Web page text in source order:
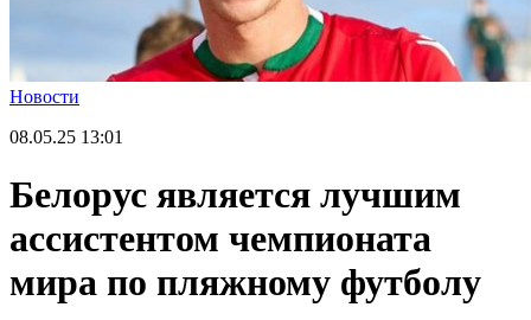
Новости
08.05.25 13:01
Белорус является лучшим
ассистентом чемпионата
мира по пляжному футболу